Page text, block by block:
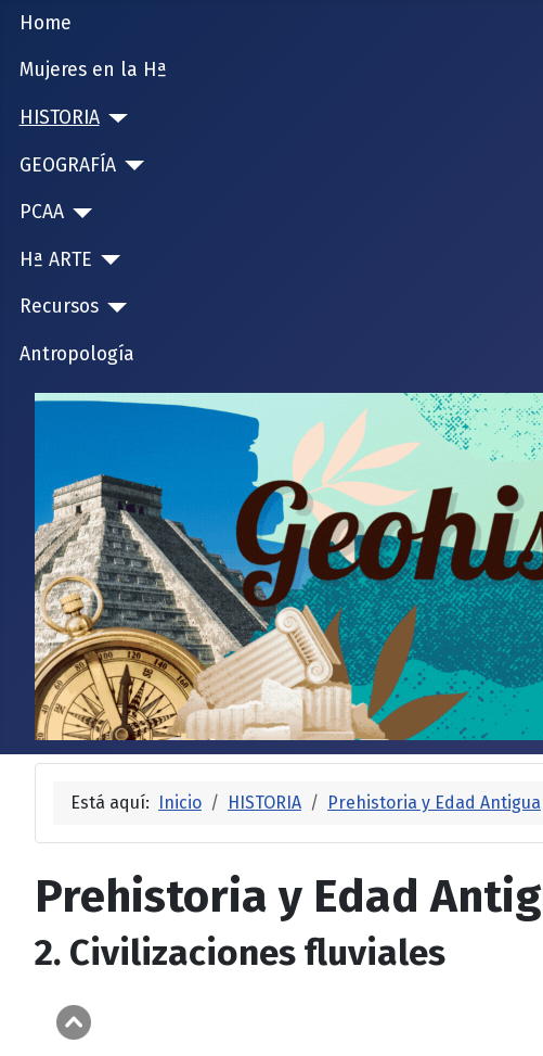
Home
Mujeres en la Hª
HISTORIA
GEOGRAFÍA
PCAA
Hª ARTE
Recursos
Antropología
Está aquí: Inicio HISTORIA Prehistoria y Edad Antigua
Prehistoria y Edad
2. Civilizaciones fluviales